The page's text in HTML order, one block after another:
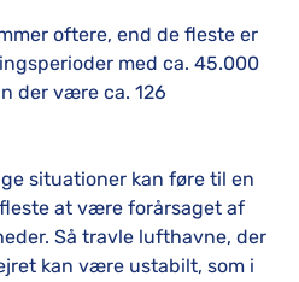
oftere, end de fleste er
med ca. 45.000
der være ca. 126
situationer kan føre til en
at være forårsaget af
Så travle lufthavne, der
kan være ustabilt, som i